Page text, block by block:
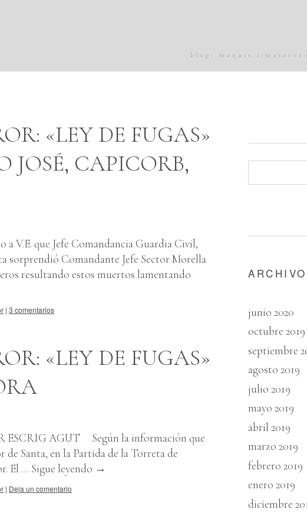
blog: maquis i
«LEY DE FUGAS»
JOSÉ, CAPICORB,
V.E. que Jefe Comandancia Guardia Civil,
sorprendió Comandante Jefe Sector Morella
resultando estos muertos lamentando
| 3 comentarios
«LEY DE FUGAS»
ESCRIG AGUT Según la información que
Santa, en la Partida de la Torreta de
El … Sigue leyendo →
| Deja un comentario
junio 2020
octubre 2019
septiembre
agosto 2019
julio 2019
mayo 2019
abril 2019
marzo 2019
febrero 2019
enero 2019
diciembre